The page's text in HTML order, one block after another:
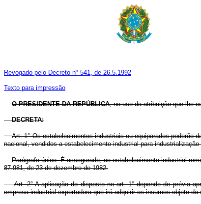
Revogado pelo Decreto nº 541, de 26.5.1992
Texto para impressão
O PRESIDENTE DA REPÚBLICA, no uso da atribuição que lhe
DECRETA:
Art. 1° Os estabelecimentos industriais ou equiparados poderão
nacional, vendidos a estabelecimento industrial para
Parágrafo único. É assegurado, ao estabelecimento industrial
87.981, de 23 de dezembro de 1982.
Art. 2° A aplicação do disposto no art. 1° depende de prévia
empresa industrial exportadora que irá adquirir os insumos objeto